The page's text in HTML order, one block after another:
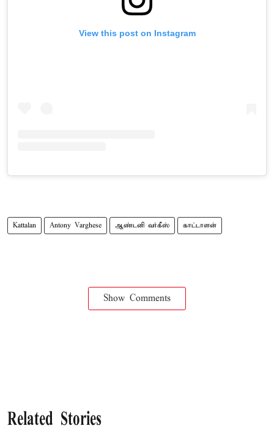
View this post on Instagram
Kattalan Antony Varghese ஆண்டனி வர்கீஸ் காட்டாளன்
Show Comments
Related Stories